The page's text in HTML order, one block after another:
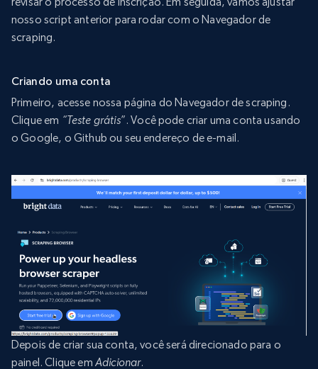
nosso script anterior para rodar com o Navegador de
scraping.
Criando uma conta
Primeiro, acesse nossa página do Navegador de scraping.
Clique em “Teste grátis”. Você pode criar uma conta usando
o Google, o Github ou seu endereço de e-mail.
Depois de criar sua conta, você será direcionado para o
painel. Clique em Adicionar.